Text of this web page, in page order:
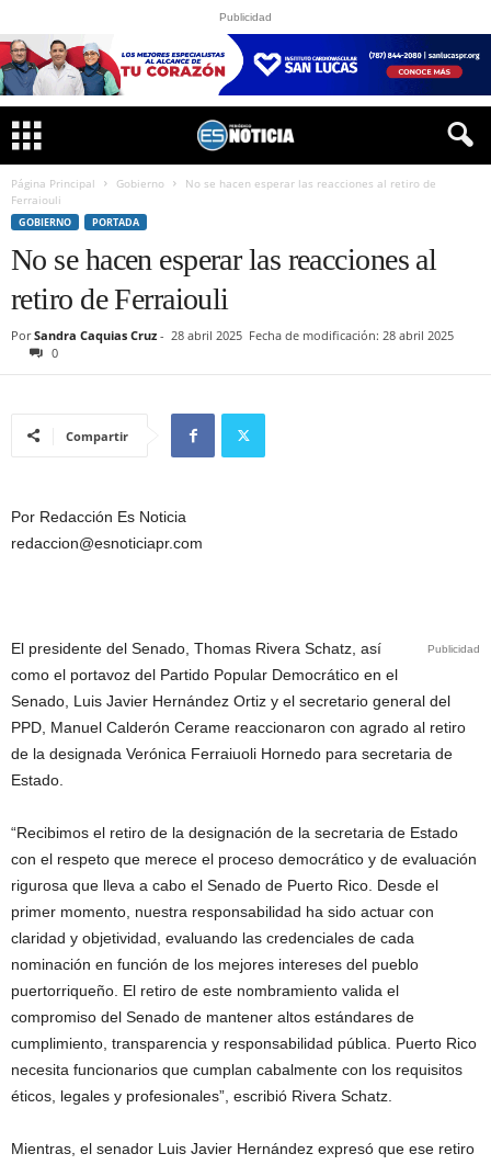
Publicidad
Página Principal Gobierno
No se hacen esperar las reacciones al retiro de
Ferraiouli
GOBIERNO PORTADA
No se hacen esperar las reacciones al
retiro de Ferraiouli
Por Sandra Caquias Cruz - 28 abril 2025 Fecha de modificación: 28 abril 2025
0
Compartir
Por Redacción Es Noticia
redaccion@esnoticiapr.com
Publicidad
El presidente del Senado, Thomas Rivera Schatz, así
como el portavoz del Partido Popular Democrático en el
Senado, Luis Javier Hernández Ortiz y el secretario general del
PPD, Manuel Calderón Cerame reaccionaron con agrado al retiro
de la designada Verónica Ferraiuoli Hornedo para secretaria de
Estado.
“Recibimos el retiro de la designación de la secretaria de Estado
con el respeto que merece el proceso democrático y de evaluación
rigurosa que lleva a cabo el Senado de Puerto Rico. Desde el
primer momento, nuestra responsabilidad ha sido actuar con
claridad y objetividad, evaluando las credenciales de cada
nominación en función de los mejores intereses del pueblo
puertorriqueño. El retiro de este nombramiento valida el
compromiso del Senado de mantener altos estándares de
cumplimiento, transparencia y responsabilidad pública. Puerto Rico
necesita funcionarios que cumplan cabalmente con los requisitos
éticos, legales y profesionales”, escribió Rivera Schatz.
Mientras, el senador Luis Javier Hernández expresó que ese retiro